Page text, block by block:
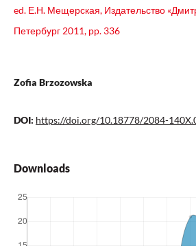
ed. Е.Н. Мещерская, Издательство
Петербург 2011, pp. 336
Zofia Brzozowska
DOI: https://doi.org/10.18778/2084-
Downloads